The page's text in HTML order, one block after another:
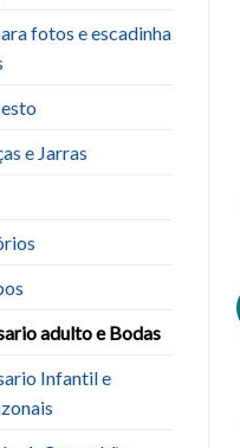
fotos e escadinha
e Jarras
adulto e Bodas
Infantil e
wishlist